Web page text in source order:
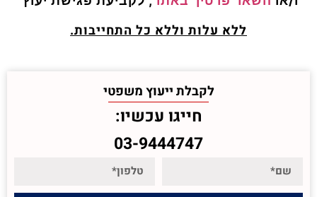
ללא עלות וללא כל התחייבות.
לקבלת ייעוץ משפטי
חייגו עכשיו:
03-9444747